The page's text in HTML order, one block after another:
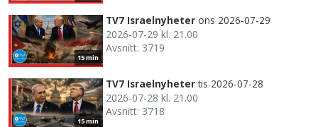
15 min
TV7 Israelnyheter ons 2026-07-29
2026-07-29 kl. 21.00
Avsnitt: 3719
15 min
TV7 Israelnyheter tis 2026-07-28
2026-07-28 kl. 21.00
Avsnitt: 3718